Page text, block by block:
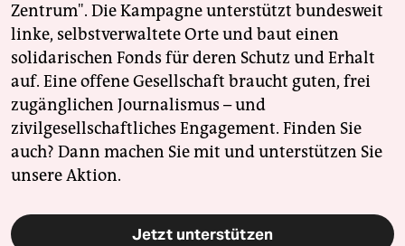
Zentrum". Die Kampagne unterstützt bundesweit
linke, selbstverwaltete Orte und baut einen
solidarischen Fonds für deren Schutz und Erhalt
auf. Eine offene Gesellschaft braucht guten, frei
zugänglichen Journalismus – und
zivilgesellschaftliches Engagement. Finden Sie
auch? Dann machen Sie mit und unterstützen Sie
unsere Aktion.
Jetzt unterstützen